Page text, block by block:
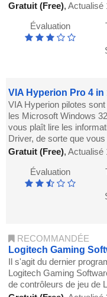
Gratuit (Free),Actualisé
Évaluation
VIA Hyperion Pro 4 in
VIA Hyperion pilotes
les Microsoft Windows
vous plaît lire les
Driver, de sorte que
Gratuit (Free),Actualisé
Évaluation
RECOMMANDÉE
Logitech Gaming
Il s'agit du dernier
Logitech Gaming
de contrôleurs de jeu de